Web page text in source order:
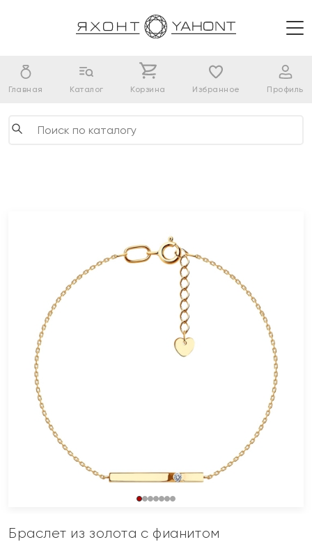
Главная Каталог Корзина Избранное Профиль
Браслет из золота с фианитом